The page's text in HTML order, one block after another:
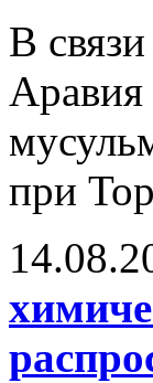
В
Аравия
при